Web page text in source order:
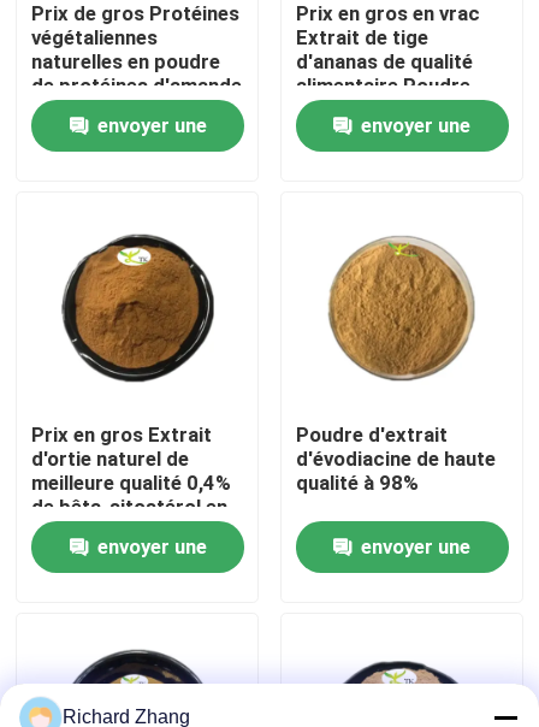
À la maison
Produits
Visite de l'usine
Contrôle de la qualité
Demandez un devis
Poudre d'extrait de plante
Matières premières cosmétiques
Prix ​​de gros Protéines
végétaliennes
naturelles en poudre
de protéines d'amande
40 % 50 % 60 %
envoyer une
Prix en gros en vrac
Extrait de tige
d'ananas de qualité
alimentaire Poudre
d'enzyme de
bromélaïne
1200/2400 GDU
envoyer une
Prix en gros Extrait
d'ortie naturel de
meilleure qualité 0,4%
de bêta-sitostérol en
poudre
envoyer une
Poudre d'extrait
d'évodiacine de haute
qualité à 98%
envoyer une
Richard Zhang